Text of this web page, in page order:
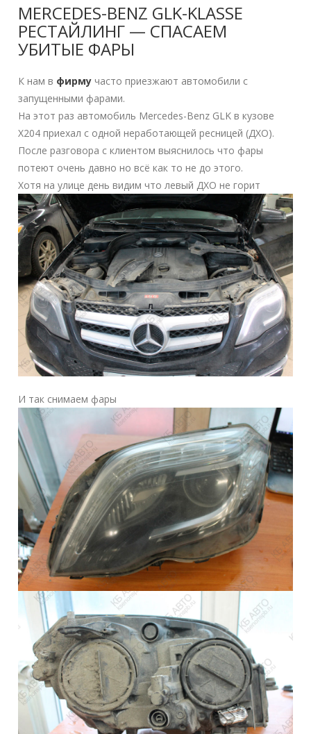
MERCEDES-BENZ GLK-KLASSE
РЕСТАЙЛИНГ — СПАСАЕМ
УБИТЫЕ ФАРЫ
К нам в фирму часто приезжают автомобили с
запущенными фарами.
На этот раз автомобиль Mercedes-Benz GLK в кузове
X204 приехал с одной неработающей ресницей (ДХО).
После разговора с клиентом выяснилось что фары
потеют очень давно но всё как то не до этого.
Хотя на улице день видим что левый ДХО не горит
И так снимаем фары